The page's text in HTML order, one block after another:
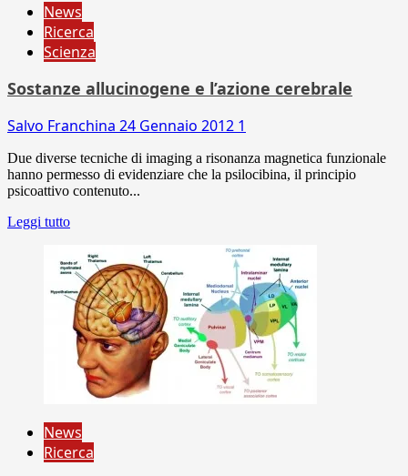
News
Ricerca
Scienza
Sostanze allucinogene e l’azione cerebrale
Salvo Franchina 24 Gennaio 2012 1
Due diverse tecniche di imaging a risonanza magnetica funzionale
hanno permesso di evidenziare che la psilocibina, il principio
psicoattivo contenuto...
Leggi tutto
News
Ricerca